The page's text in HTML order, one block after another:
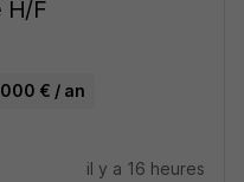
H/F
€ / an
il y a 16 heures